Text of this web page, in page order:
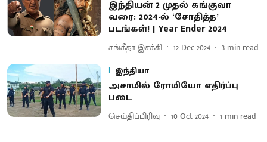
இந்தியன் 2 முதல் கங்குவா
வரை: 2024-ல் ‘சோதித்த’
படங்கள்! | Year Ender 2024
சங்கீதா இசக்கி 12 Dec 2024 3 min read
இந்தியா
அசாமில் ரோமியோ எதிர்ப்பு
படை
செய்திப்பிரிவு 10 Oct 2024 1 min read